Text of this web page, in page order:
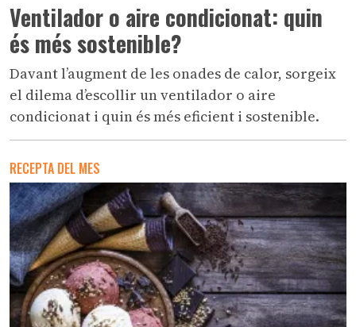
Ventilador o aire condicionat: quin
és més sostenible?
Davant l’augment de les onades de calor, sorgeix
el dilema d’escollir un ventilador o aire
condicionat i quin és més eficient i sostenible.
RECEPTA DEL MES